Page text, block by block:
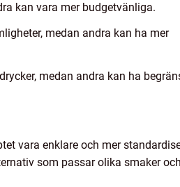
kan vara mer budgetvänliga.
medan andra kan ha mer
medan andra kan ha
vara enklare och mer
som passar olika smaker och